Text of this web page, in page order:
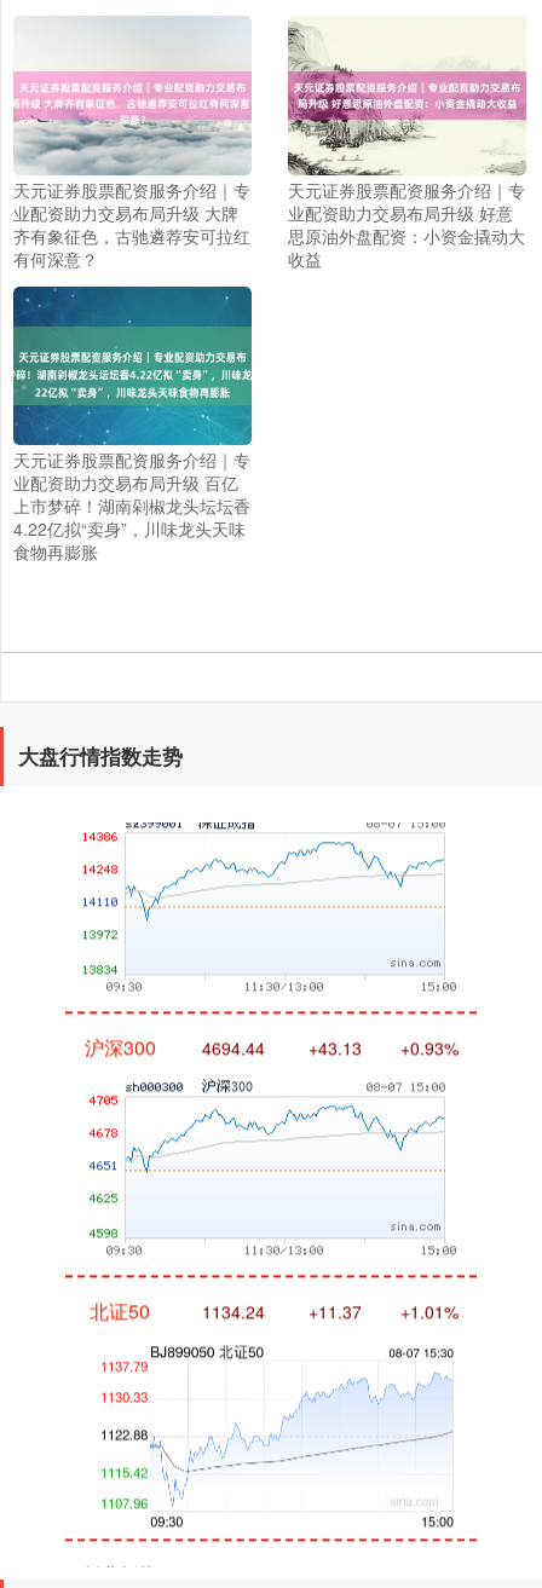
天元证券股票配资服务介绍｜专
业配资助力交易布局升级 大牌
齐有象征色，古驰遴荐安可拉红
有何深意？
天元证券股票配资服务介绍｜专
业配资助力交易布局升级 好意
思原油外盘配资：小资金撬动大
收益
天元证券股票配资服务介绍｜专
业配资助力交易布局升级 百亿
上市梦碎！湖南剁椒龙头坛坛香
4.22亿拟“卖身”，川味龙头天味
食物再膨胀
大盘行情指数走势
上证综指 3940.04
深证成指
沪深300
北证50
创业板指